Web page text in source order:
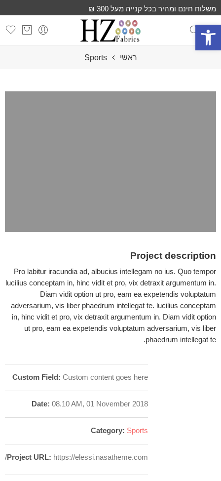
פתח סרגל נגישות
משלוח חינם ומהיר בכל קנייה מעל 300 ₪
ראשי Sports
Project description
Pro labitur iracundia ad, albucius intellegam no ius. Quo tempor
lucilius conceptam in, hinc vidit et pro, vix detraxit argumentum in.
Diam vidit option ut pro, eam ea expetendis voluptatum
adversarium, vis liber phaedrum intellegat te. lucilius conceptam
in, hinc vidit et pro, vix detraxit argumentum in. Diam vidit option
ut pro, eam ea expetendis voluptatum adversarium, vis liber
phaedrum intellegat te.
Custom Field: Custom content goes here
Date: 08.10 AM, 01 November 2018
Category: Sports
Project URL: https://elessi.nasatheme.com/